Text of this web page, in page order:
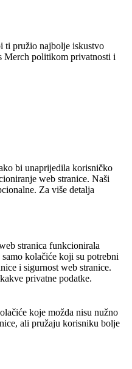
ti pružio najbolje iskustvo
Merch politikom privatnosti i
bi unaprijedila korisničko
web stranice. Naši
Za više detalja
stranica funkcionirala
kolačiće koji su potrebni
i sigurnost web stranice.
privatne podatke.
koje možda nisu nužno
ali pružaju korisniku bolje